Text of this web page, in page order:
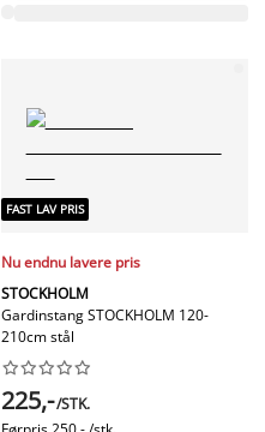
FAST LAV PRIS
Nu endnu lavere pris
STOCKHOLM
Gardinstang STOCKHOLM 120-
210cm stål






225,-/STK.